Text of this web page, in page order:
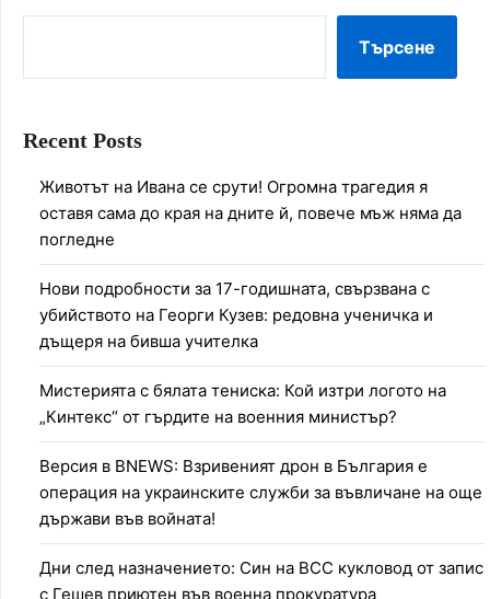
Търсене
Recent Posts
Животът на Ивана се срути! Огромна трагедия я
оставя сама до края на дните й, повече мъж няма да
погледне
Нови подробности за 17-годишната, свързвана с
убийството на Георги Кузев: редовна ученичка и
дъщеря на бивша учителка
Мистерията с бялата тениска: Кой изтри логото на
„Кинтекс“ от гърдите на военния министър?
Версия в BNEWS: Взривеният дрон в България е
операция на украинските служби за въвличане на още
държави във войната!
Дни след назначението: Син на ВСС кукловод от запис
с Гешев приютен във военна прокуратура